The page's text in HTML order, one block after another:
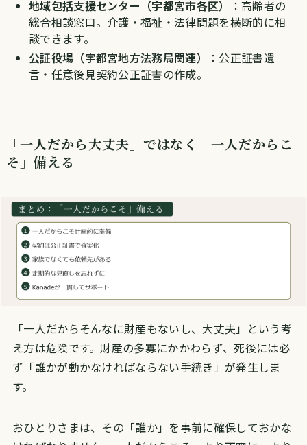
地域包括支援センター（宇都宮市各区）
：高齢者の
総合相談窓口。介護・福祉・法律問題を横断的に相
談できます。
公証役場（宇都宮地方法務局関連）
：公正証書遺
言・任意後見契約公正証書の作成。
「一人だから大丈夫」ではなく「一人だからこ
そ」備える
「一人だからそんなに財産もないし、大丈夫」という考
え方は危険です。財産の多寡にかかわらず、死後には必
ず「誰かが動かなければならない手続き」が発生しま
す。
おひとりさまは、その「誰か」を事前に確保しておかな